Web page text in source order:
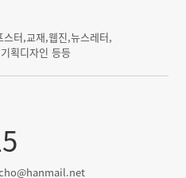
스터,교재,웹진,뉴스레터,
획디자인 등등